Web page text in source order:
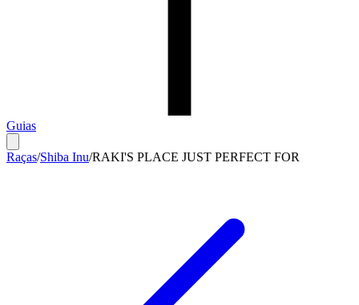
Guias
Raças/Shiba Inu/RAKI'S PLACE JUST PERFECT FOR